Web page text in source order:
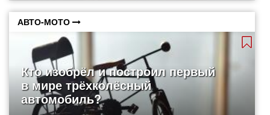
АВТО-МОТО
Кто изобрёл и построил первый
в мире трёхколёсный
автомобиль?